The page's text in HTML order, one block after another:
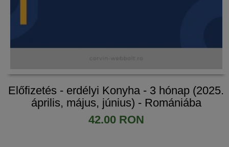
Előfizetés - erdélyi Konyha - 3 hónap (2025.
április, május, június) - Romániába
42.00 RON